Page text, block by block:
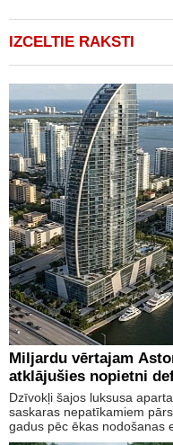
IZCELTIE RAKSTI
Miljardu vērtajam
atklājušies nopietni
Dzīvokļi šajos luksusa
saskaras nepatīkamiem
gadus pēc ēkas nodošanas